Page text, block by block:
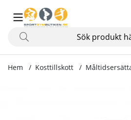
Hem Kosttillskott